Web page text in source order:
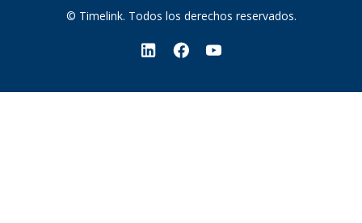
© Timelink. Todos los derechos reservados.